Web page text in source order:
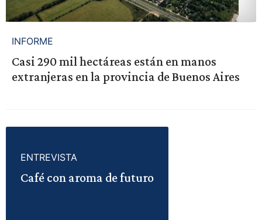
INFORME
Casi 290 mil hectáreas están en manos
extranjeras en la provincia de Buenos Aires
ENTREVISTA
Café con aroma de futuro